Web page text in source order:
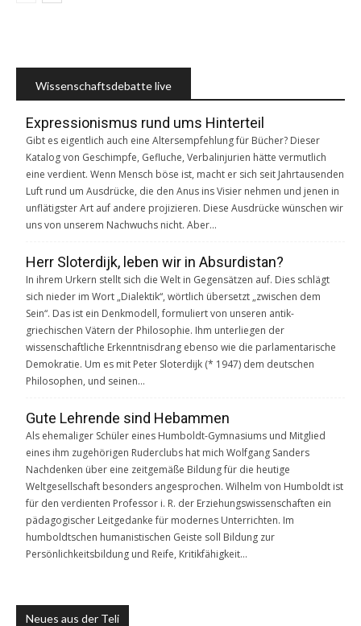
Wissenschaftsdebatte live
Expressionismus rund ums Hinterteil
Gibt es eigentlich auch eine Altersempfehlung für Bücher? Dieser
Katalog von Geschimpfe, Gefluche, Verbalinjurien hätte vermutlich
eine verdient. Wenn Mensch böse ist, macht er sich seit Jahrtausenden
Luft rund um Ausdrücke, die den Anus ins Visier nehmen und jenen in
unflätigster Art auf andere projizieren. Diese Ausdrücke wünschen wir
uns von unserem Nachwuchs nicht. Aber…
Herr Sloterdijk, leben wir in Absurdistan?
In ihrem Urkern stellt sich die Welt in Gegensätzen auf. Dies schlägt
sich nieder im Wort „Dialektik“, wörtlich übersetzt „zwischen dem
Sein“. Das ist ein Denkmodell, formuliert von unseren antik-
griechischen Vätern der Philosophie. Ihm unterliegen der
wissenschaftliche Erkenntnisdrang ebenso wie die parlamentarische
Demokratie. Um es mit Peter Sloterdijk (* 1947) dem deutschen
Philosophen, und seinen…
Gute Lehrende sind Hebammen
Als ehemaliger Schüler eines Humboldt-Gymnasiums und Mitglied
eines ihm zugehörigen Ruderclubs hat mich Wolfgang Sanders
Nachdenken über eine zeitgemäße Bildung für die heutige
Weltgesellschaft besonders angesprochen. Wilhelm von Humboldt ist
für den verdienten Professor i. R. der Erziehungswissenschaften ein
pädagogischer Leitgedanke für modernes Unterrichten. Im
humboldtschen humanistischen Geiste soll Bildung zur
Persönlichkeitsbildung und Reife, Kritikfähigkeit…
Neues aus der Teli